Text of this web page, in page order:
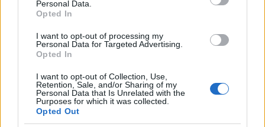
Personal Data.
Opted In
I want to opt-out of processing my
Personal Data for Targeted Advertising.
Opted In
I want to opt-out of Collection, Use,
Retention, Sale, and/or Sharing of my
Personal Data that Is Unrelated with the
Purposes for which it was collected.
Opted Out
στρατιωτικός εκπρόσωπος του Ισραήλ. Επίσης,
τόνισε ότι «είμαστε προετοιμασμένοι σε όλα τα
μέτωπα για να διαφυλάξουμε την ασφάλεια του
Ισραήλ», δήλωσε σε συνέντευξη Τύπου που
παρέθεσε την Παρασκευή.